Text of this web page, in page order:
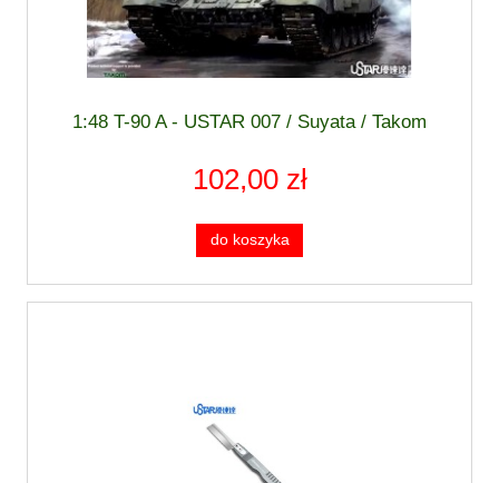
1:48 T-90 A - USTAR 007 / Suyata / Takom
102,00 zł
do koszyka